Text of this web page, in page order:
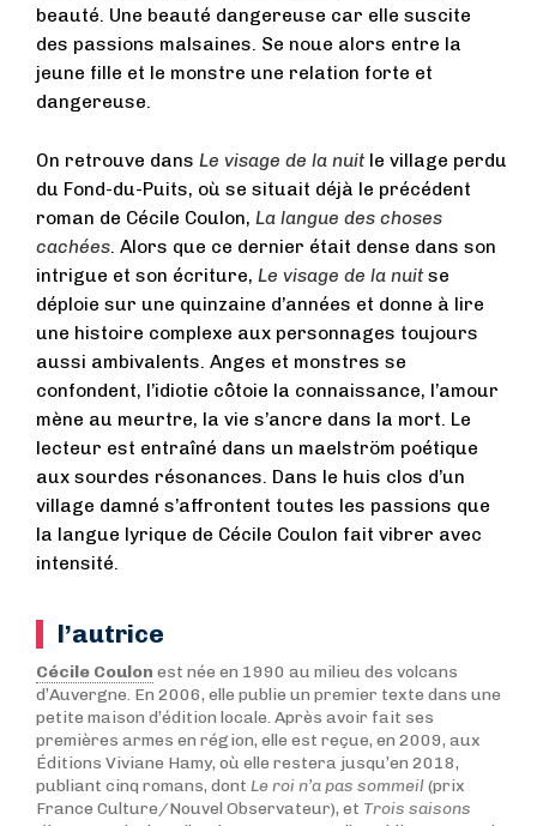
beauté. Une beauté dangereuse car elle suscite
des passions malsaines. Se noue alors entre la
jeune fille et le monstre une relation forte et
dangereuse.
On retrouve dans Le visage de la nuitle village perdu
du Fond-du-Puits, où se situait déjà le précédent
roman de Cécile Coulon, La langue des choses
cachées. Alors que ce dernier était dense dans son
intrigue et son écriture, Le visage de la nuitse
déploie sur une quinzaine d’années et donne à lire
une histoire complexe aux personnages toujours
aussi ambivalents. Anges et monstres se
confondent, l’idiotie côtoie la connaissance, l’amour
mène au meurtre, la vie s’ancre dans la mort. Le
lecteur est entraîné dans un maelström poétique
aux sourdes résonances. Dans le huis clos d’un
village damné s’affrontent toutes les passions que
la langue lyrique de Cécile Coulon fait vibrer avec
intensité.
l’autrice
Cécile Coulon est née en 1990 au milieu des volcans
d’Auvergne. En 2006, elle publie un premier texte dans une
petite maison d’édition locale. Après avoir fait ses
premières armes en région, elle est reçue, en 2009, aux
Éditions Viviane Hamy, où elle restera jusqu’en 2018,
publiant cinq romans, dont Le roi n’a pas sommeil(prix
France Culture/Nouvel Observateur), et Trois saisons